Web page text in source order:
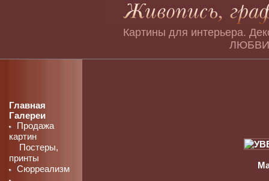
Картины для интерьера.
Главная
Галереи
Продажа
картин
Постеры,
принты
Сюрреализм